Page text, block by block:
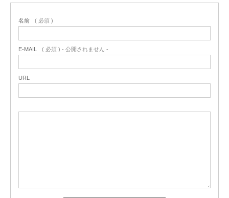
名前 ( 必須 )
E-MAIL ( 必須 ) - 公開されません -
URL